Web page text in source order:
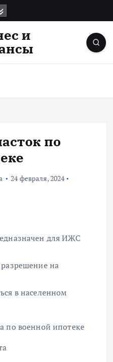
по
24 февраля, 2024
для ИЖС
на
в населенном
по военной ипотеке